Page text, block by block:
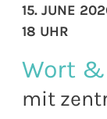
Wort
mit
15. JUNE
18 UHR